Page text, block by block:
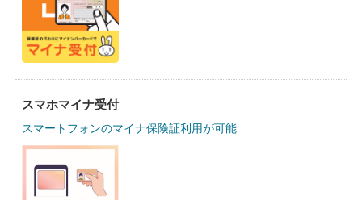
スマホマイナ受付
スマートフォンのマイナ保険証利用が可能